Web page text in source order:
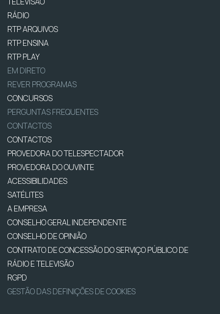
RÁDIO
RTP ARQUIVOS
RTP ENSINA
RTP PLAY
EM DIRETO
REVER PROGRAMAS
CONCURSOS
PERGUNTAS FREQUENTES
CONTACTOS
CONTACTOS
PROVEDORA DO TELESPECTADOR
PROVEDORA DO OUVINTE
ACESSIBILIDADES
SATÉLITES
A EMPRESA
CONSELHO GERAL INDEPENDENTE
CONSELHO DE OPINIÃO
CONTRATO DE CONCESSÃO DO SERVIÇO PÚBLICO DE
RÁDIO E TELEVISÃO
RGPD
GESTÃO DAS DEFINIÇÕES DE COOKIES